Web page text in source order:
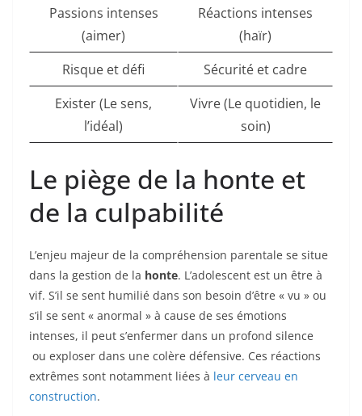
Passions intenses
(aimer)
Réactions intenses
(haïr)
Risque et défi
Sécurité et cadre
Exister (Le sens,
l’idéal)
Vivre (Le quotidien, le
soin)
Le piège de la honte et
de la culpabilité
L’enjeu majeur de la compréhension parentale se situe
dans la gestion de la honte. L’adolescent est un être à
vif. S’il se sent humilié dans son besoin d’être « vu » ou
s’il se sent « anormal » à cause de ses émotions
intenses, il peut s’enfermer dans un profond silence
ou exploser dans une colère défensive. Ces réactions
extrêmes sont notamment liées à leur cerveau en
construction.